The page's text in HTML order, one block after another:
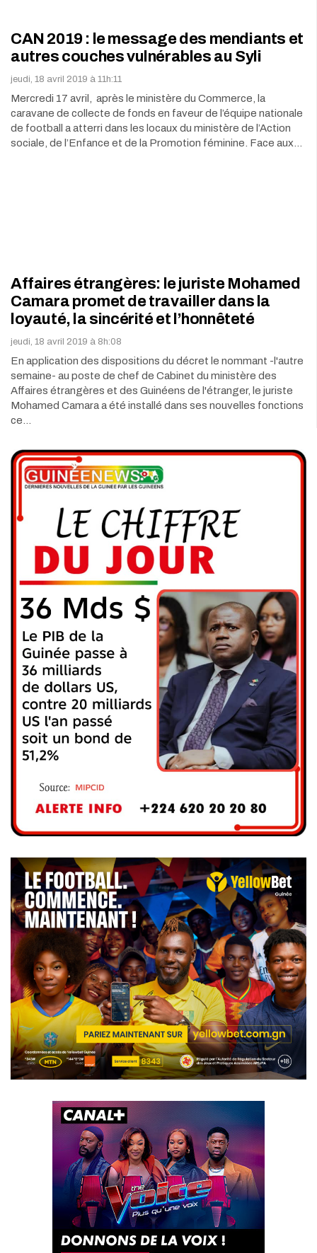
CAN 2019 : le message des mendiants et
autres couches vulnérables au Syli
jeudi, 18 avril 2019 à 11h:11
Mercredi 17 avril, après le ministère du Commerce, la
caravane de collecte de fonds en faveur de l’équipe nationale
de football a atterri dans les locaux du ministère de l’Action
sociale, de l’Enfance et de la Promotion féminine. Face aux…
Affaires étrangères: le juriste Mohamed
Camara promet de travailler dans la
loyauté, la sincérité et l’honnêteté
jeudi, 18 avril 2019 à 8h:08
En application des dispositions du décret le nommant -l'autre
semaine- au poste de chef de Cabinet du ministère des
Affaires étrangères et des Guinéens de l'étranger, le juriste
Mohamed Camara a été installé dans ses nouvelles fonctions
ce…